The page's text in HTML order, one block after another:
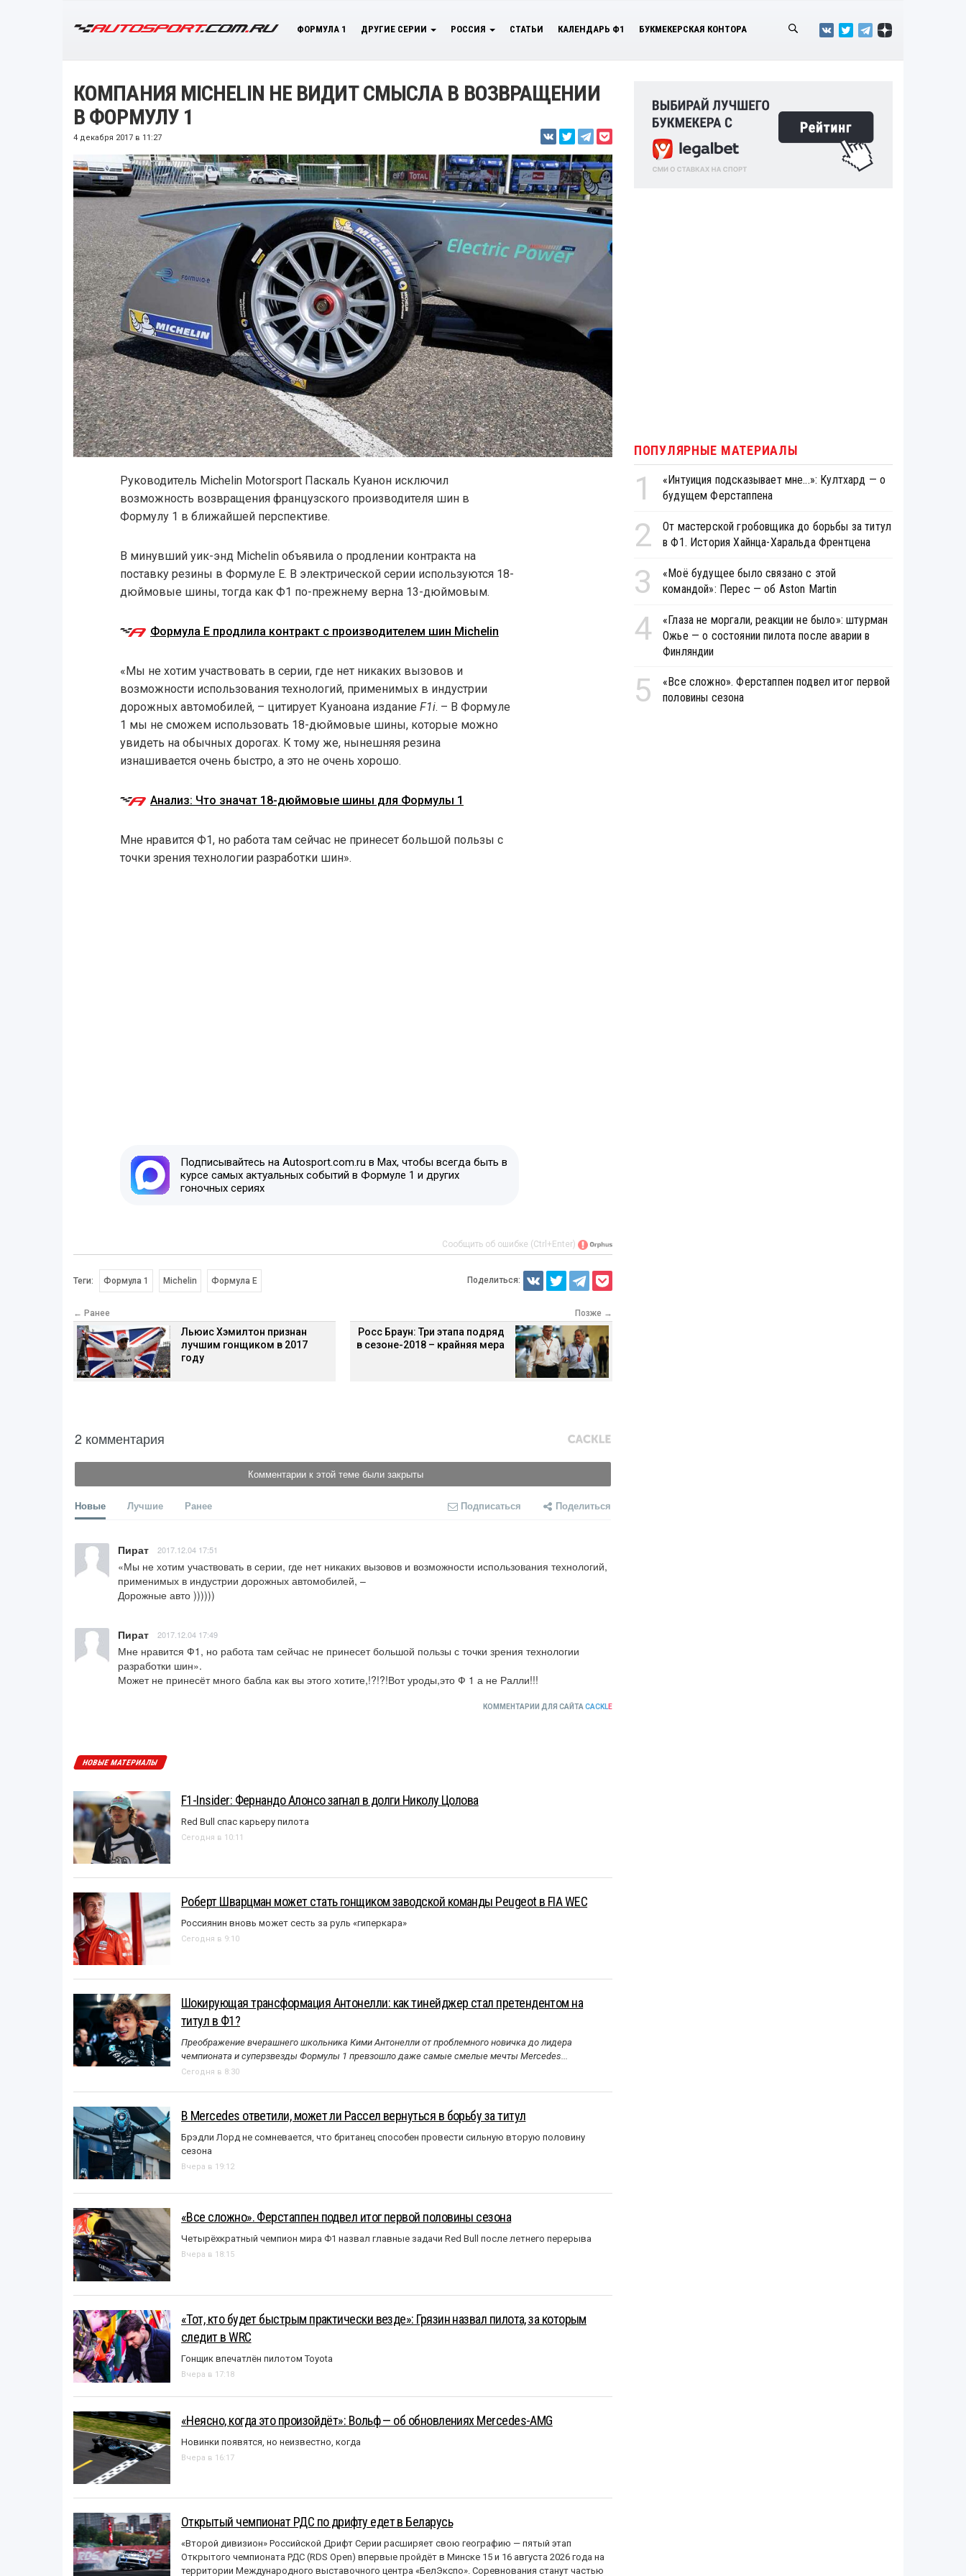
ФОРМУЛА 1 ДРУГИЕ СЕРИИ РОССИЯ СТАТЬИ КАЛЕНДАРЬ Ф1 БУКМЕКЕРСКАЯ КОНТОРА
КОМПАНИЯ MICHELIN НЕ ВИДИТ СМЫСЛА В ВОЗВРАЩЕНИИ
В ФОРМУЛУ 1
4 декабря 2017 в 11:27
Руководитель Michelin Motorsport Паскаль Куанон исключил
возможность возвращения французского производителя шин в
Формулу 1 в ближайшей перспективе.
В минувший уик-энд Michelin объявила о продлении контракта на
поставку резины в Формуле E. В электрической серии используются 18-
дюймовые шины, тогда как Ф1 по-прежнему верна 13-дюймовым.
Формула Е продлила контракт с производителем шин Michelin
«Мы не хотим участвовать в серии, где нет никаких вызовов и
возможности использования технологий, применимых в индустрии
дорожных автомобилей, – цитирует Куаноана издание F1i. – В Формуле
1 мы не сможем использовать 18-дюймовые шины, которые можно
увидеть на обычных дорогах. К тому же, нынешняя резина
изнашивается очень быстро, а это не очень хорошо.
Анализ: Что значат 18-дюймовые шины для Формулы 1
Мне нравится Ф1, но работа там сейчас не принесет большой пользы с
точки зрения технологии разработки шин».
Подписывайтесь на Autosport.com.ru в Max, чтобы всегда быть в
курсе самых актуальных событий в Формуле 1 и других
гоночных сериях
Сообщить об ошибке (Ctrl+Enter)
Теги: Формула 1 Michelin Формула E Поделиться:
← Ранее
Льюис Хэмилтон признан
лучшим гонщиком в 2017
году
Позже →
Росс Браун: Три этапа подряд
в сезоне-2018 – крайняя мера
2 комментария
Комментарии к этой теме были закрыты
Новые Лучшие Ранее Подписаться Поделиться
Пират 2017.12.04 17:51
«Мы не хотим участвовать в серии, где нет никаких вызовов и возможности использования технологий,
применимых в индустрии дорожных автомобилей, –
Дорожные авто ))))))
Пират 2017.12.04 17:49
Мне нравится Ф1, но работа там сейчас не принесет большой пользы с точки зрения технологии
разработки шин».
Может не принесёт много бабла как вы этого хотите,!?!?!Вот уроды,это Ф 1 а не Ралли!!!
КОММЕНТАРИИ ДЛЯ САЙТА CACKLE
НОВЫЕ МАТЕРИАЛЫ
F1-Insider: Фернандо Алонсо загнал в долги Николу Цолова
Red Bull спас карьеру пилота
Сегодня в 10:11
Роберт Шварцман может стать гонщиком заводской команды Peugeot в FIA WEC
Россиянин вновь может сесть за руль «гиперкара»
Сегодня в 9:10
Шокирующая трансформация Антонелли: как тинейджер стал претендентом на
титул в Ф1?
Преображение вчерашнего школьника Кими Антонелли от проблемного новичка до лидера
чемпионата и суперзвезды Формулы 1 превзошло даже самые смелые мечты Mercedes...
Сегодня в 8:30
В Mercedes ответили, может ли Рассел вернуться в борьбу за титул
Брэдли Лорд не сомневается, что британец способен провести сильную вторую половину
сезона
Вчера в 19:12
«Все сложно». Ферстаппен подвел итог первой половины сезона
Четырёхкратный чемпион мира Ф1 назвал главные задачи Red Bull после летнего перерыва
Вчера в 18:15
«Тот, кто будет быстрым практически везде»: Грязин назвал пилота, за которым
следит в WRC
Гонщик впечатлён пилотом Toyota
Вчера в 17:18
«Неясно, когда это произойдёт»: Вольф — об обновлениях Mercedes-AMG
Новинки появятся, но неизвестно, когда
Вчера в 16:17
Открытый чемпионат РДС по дрифту едет в Беларусь
«Второй дивизион» Российской Дрифт Серии расширяет свою географию — пятый этап
Открытого чемпионата РДС (RDS Open) впервые пройдёт в Минске 15 и 16 августа 2026 года на
территории Международного выставочного центра «БелЭкспо». Соревнования станут частью
ПОПУЛЯРНЫЕ МАТЕРИАЛЫ
1
«Интуиция подсказывает мне...»: Култхард — о
будущем Ферстаппена
2
От мастерской гробовщика до борьбы за титул
в Ф1. История Хайнца-Харальда Френтцена
3
«Моё будущее было связано с этой
командой»: Перес — об Aston Martin
4
«Глаза не моргали, реакции не было»: штурман
Ожье — о состоянии пилота после аварии в
Финляндии
5
«Все сложно». Ферстаппен подвел итог первой
половины сезона